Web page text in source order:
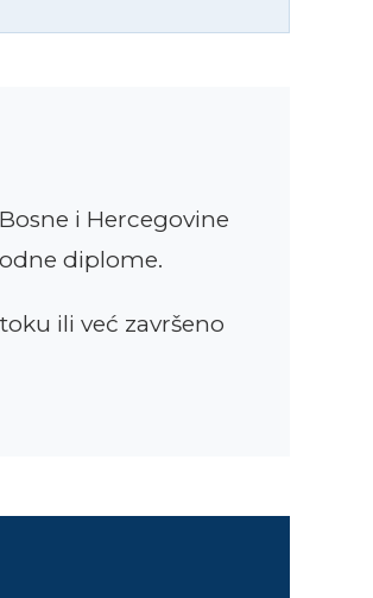
i Hercegovine
diplome.
ili već završeno